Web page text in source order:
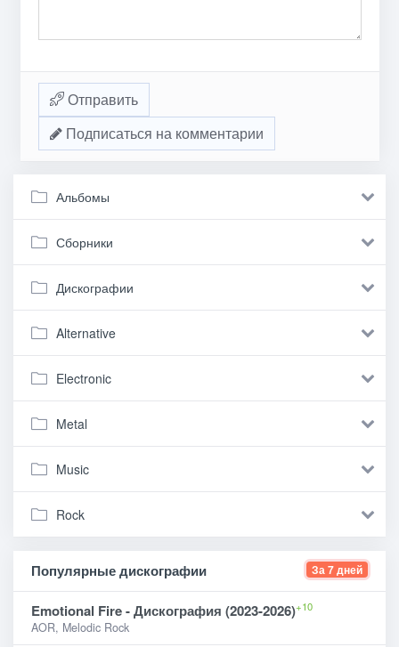
Отправить
Подписаться на комментарии
Альбомы
Сборники
Дискографии
Alternative
Electronic
Metal
Music
Rock
Популярные дискографии За 7 дней
Emotional Fire - Дискография (2023-2026)+10
AOR, Melodic Rock